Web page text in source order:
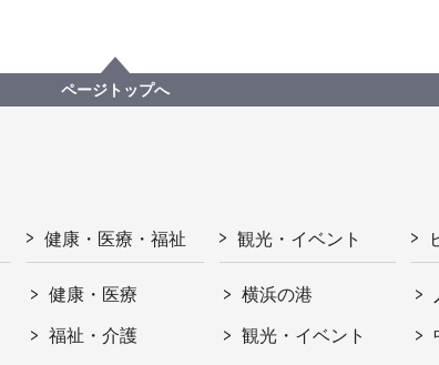
ページトップへ
健康・医療・福祉
健康・医療
福祉・介護
観光・イベント
横浜の港
観光・イベント